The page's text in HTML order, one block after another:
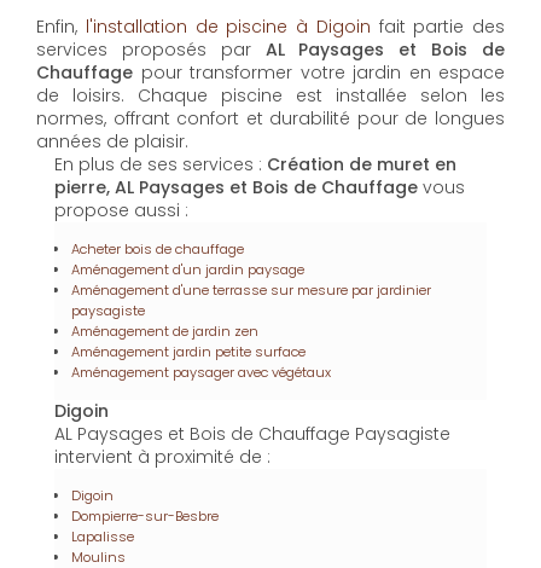
Enfin, l'installation de piscine à Digoin fait partie des
services proposés par AL Paysages et Bois de
Chauffage pour transformer votre jardin en espace
de loisirs. Chaque piscine est installée selon les
normes, offrant confort et durabilité pour de longues
années de plaisir.
En plus de ses services : Création de muret en
pierre, AL Paysages et Bois de Chauffage vous
propose aussi :
Acheter bois de chauffage
Aménagement d'un jardin paysage
Aménagement d'une terrasse sur mesure par jardinier
paysagiste
Aménagement de jardin zen
Aménagement jardin petite surface
Aménagement paysager avec végétaux
Digoin
AL Paysages et Bois de Chauffage Paysagiste
intervient à proximité de :
Digoin
Dompierre-sur-Besbre
Lapalisse
Moulins